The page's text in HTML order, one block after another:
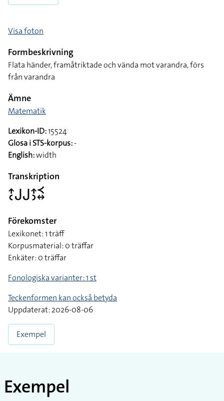
Visa foton
Formbeskrivning
Flata händer, framåtriktade och vända mot varandra, förs
från varandra
Ämne
Matematik
Lexikon-ID:15524
Glosa i STS-korpus:-
English:width
Transkription
􌤴􌥗􌤢􌤢􌤴􌤶􌥹􌦉
Förekomster
Lexikonet: 1 träff
Korpusmaterial: 0 träffar
Enkäter: 0 träffar
Fonologiska varianter: 1 st
Teckenformen kan också betyda
Uppdaterat: 2026-08-06
Exempel
Exempel